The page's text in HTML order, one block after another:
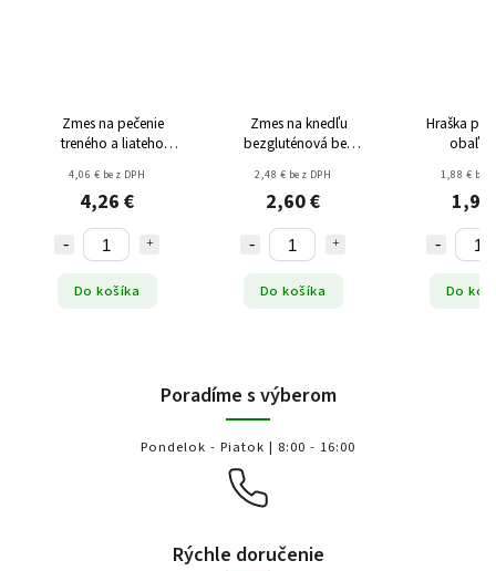
Zmes na pečenie
treného a liateho
bezgluténová 750g
4,06 € bez DPH
4,26 €
Do košíka
Zmes na knedľu
bezgluténová bez
2,48 € bez DPH
2,60 €
Do košíka
Hraška
1,88 € bez
1,97
Do
Poradíme s výberom
Pondelok - Piatok | 8:00 - 16:00
Rýchle doručenie